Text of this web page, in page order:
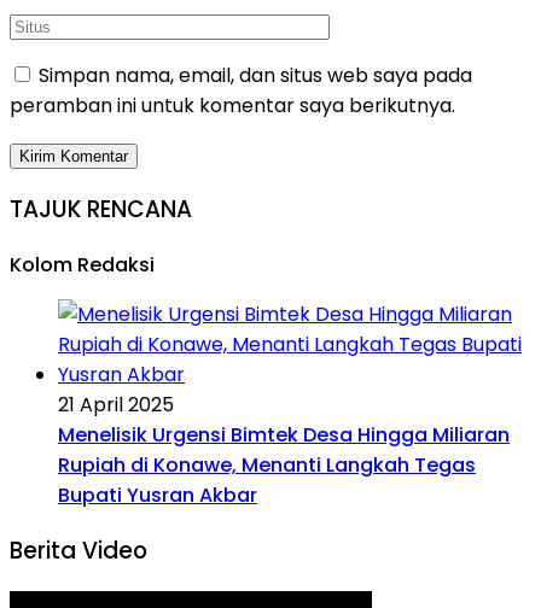
Simpan nama, email, dan situs web saya pada
peramban ini untuk komentar saya berikutnya.
TAJUK RENCANA
Kolom Redaksi
21 April 2025
Menelisik Urgensi Bimtek Desa Hingga Miliaran
Rupiah di Konawe, Menanti Langkah Tegas
Bupati Yusran Akbar
Berita Video